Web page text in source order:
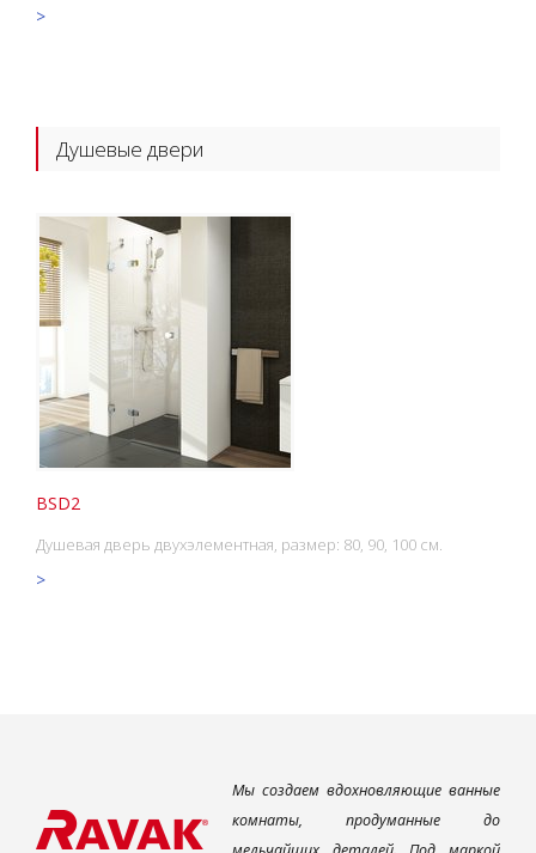
>
Душевые двери
BSD2
Душевая дверь двухэлементная, размер: 80, 90, 100 см.
>
Мы создаем вдохновляющие ванные
комнаты, продуманные до